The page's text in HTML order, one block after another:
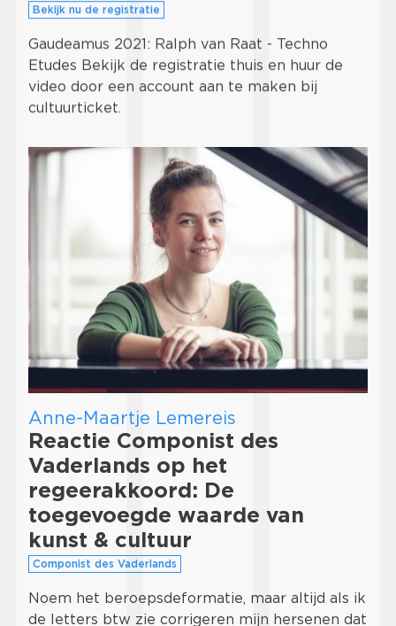
Bekijk nu de registratie
Gaudeamus 2021: Ralph van Raat - Techno
Etudes Bekijk de registratie thuis en huur de
video door een account aan te maken bij
cultuurticket.
Anne-Maartje Lemereis
Reactie Componist des
Vaderlands op het
regeerakkoord: De
toegevoegde waarde van
kunst & cultuur
Componist des Vaderlands
Noem het beroepsdeformatie, maar altijd als ik
de letters btw zie corrigeren mijn hersenen dat